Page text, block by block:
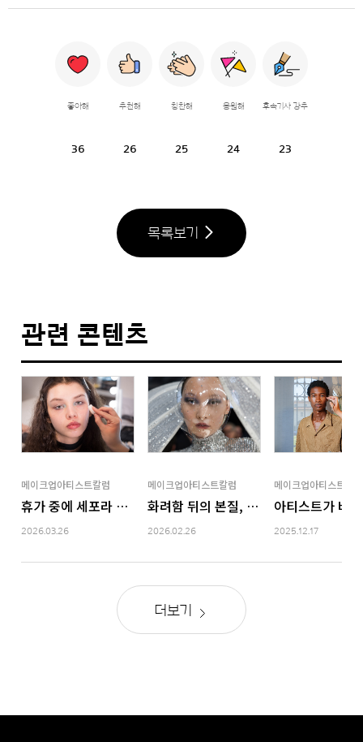
좋아해
36
추천해
26
칭찬해
25
응원해
24
후속기사 강추
23
목록보기
관련 콘텐츠
메이크업아티스트칼럼
휴가 중에 세포라 다녀온 썰 푼다.
2026.03.26
메이크업아티스트칼럼
화려함 뒤의 본질, 26 S/S 오트쿠튀르
2026.02.26
메이크업아티스트칼럼
아티스트가 바
2025.12.17
더보기